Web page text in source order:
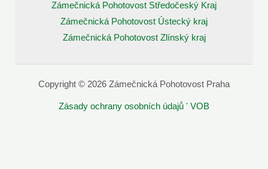
Zámečnická Pohotovost Středočeský Kraj
Zámečnická Pohotovost Ústecký kraj
Zámečnická Pohotovost Zlínský kraj
Copyright © 2026 Zámečnická Pohotovost Praha
Zásady ochrany osobních údajů ' VOB